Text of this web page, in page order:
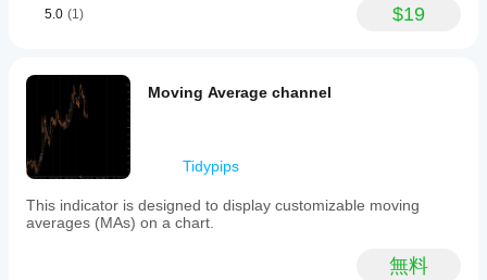
5.0 (1) $19
Moving Average channel
Tidypips
This indicator is designed to display customizable moving
averages (MAs) on a chart.
無料